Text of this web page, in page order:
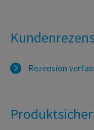
Rezension